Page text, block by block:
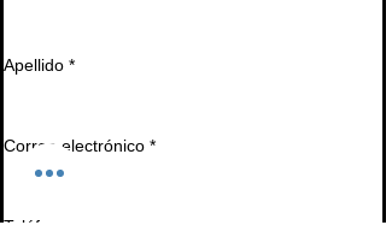
Apellido *
Correo electrónico *
Teléfono